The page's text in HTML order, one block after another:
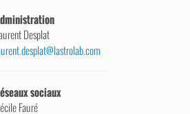
Desplat
sociaux
Fauré